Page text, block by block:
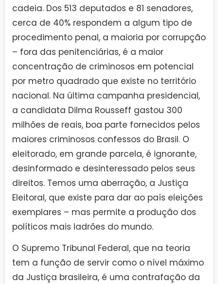
cadeia. Dos 513 deputados e 81 senadores,
cerca de 40% respondem a algum tipo de
procedimento penal, a maioria por corrupção
– fora das penitenciárias, é a maior
concentração de criminosos em potencial
por metro quadrado que existe no território
nacional. Na última campanha presidencial,
a candidata Dilma Rousseff gastou 300
milhões de reais, boa parte fornecidos pelos
maiores criminosos confessos do Brasil. O
eleitorado, em grande parcela, é ignorante,
desinformado e desinteressado pelos seus
direitos. Temos uma aberração, a Justiça
Eleitoral, que existe para dar ao país eleições
exemplares – mas permite a produção dos
políticos mais ladrões do mundo.
O Supremo Tribunal Federal, que na teoria
tem a função de servir como o nível máximo
da Justiça brasileira, é uma contrafação da